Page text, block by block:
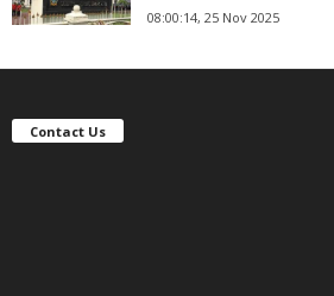
08:00:14, 25 Nov 2025
Contact Us